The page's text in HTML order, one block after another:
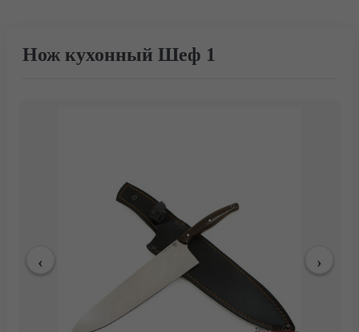
Каталог
Нож кухонный Шеф 1